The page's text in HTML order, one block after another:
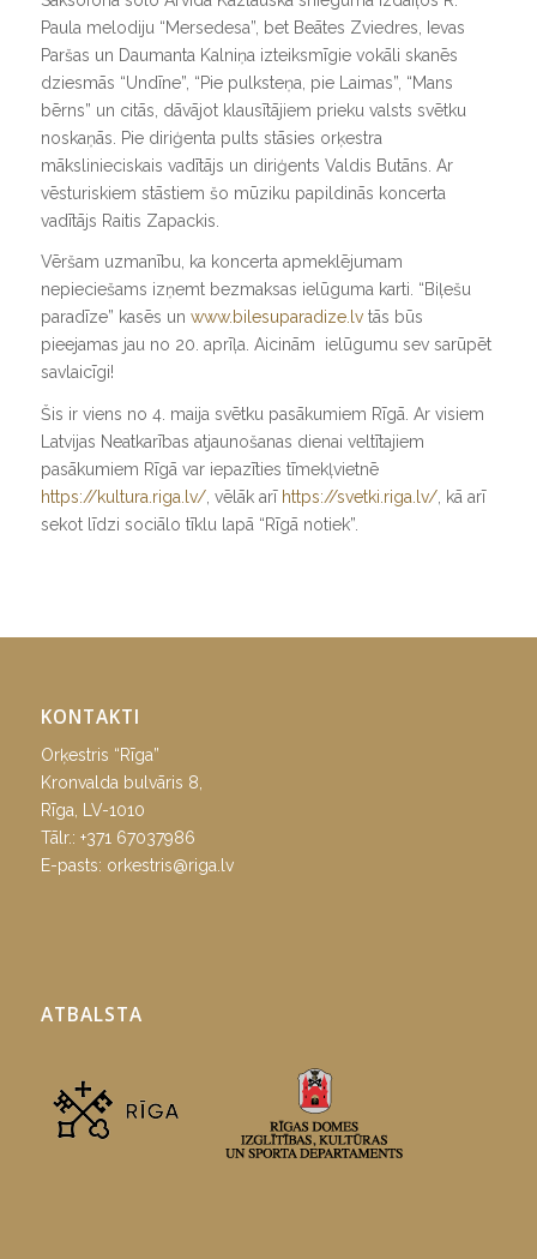
Paula melodiju “Mersedesa”, bet Beātes Zviedres, Ievas
Paršas un Daumanta Kalniņa izteiksmīgie vokāli skanēs
dziesmās “Undīne”, “Pie pulksteņa, pie Laimas”, “Mans
bērns” un citās, dāvājot klausītājiem prieku valsts svētku
noskaņās. Pie diriģenta pults stāsies orķestra
mākslinieciskais vadītājs un diriģents Valdis Butāns. Ar
vēsturiskiem stāstiem šo mūziku papildinās koncerta
vadītājs Raitis Zapackis.
Vēršam uzmanību, ka koncerta apmeklējumam
nepieciešams izņemt bezmaksas ielūguma karti. “Biļešu
paradīze” kasēs un www.bilesuparadize.lvtās būs
pieejamas jau no 20. aprīļa. Aicinām ielūgumu sev sarūpēt
savlaicīgi!
Šis ir viens no 4. maija svētku pasākumiem Rīgā. Ar visiem
Latvijas Neatkarības atjaunošanas dienai veltītajiem
pasākumiem Rīgā var iepazīties tīmekļvietnē
https://kultura.riga.lv/, vēlāk arī https://svetki.riga.lv/, kā arī
sekot līdzi sociālo tīklu lapā “Rīgā notiek”.
KONTAKTI
Orķestris “Rīga”
Kronvalda bulvāris 8,
Rīga, LV-1010
Tālr.: +371 67037986
E-pasts: orkestris@riga.lv
ATBALSTA